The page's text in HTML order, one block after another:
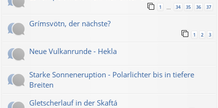
1 … 34 35 36 37
Grímsvötn, der nächste?
1 2 3
Neue Vulkanrunde - Hekla
Starke Sonneneruption - Polarlichter bis in tiefere
Breiten
Gletscherlauf in der Skaftá